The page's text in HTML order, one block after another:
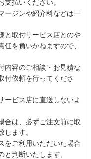
支払いください。
ージンや紹介料などは一
と取付サービス店とのや
任を負いかねますので、
内容のご相談・お見積な
付依頼を行ってくださ
ービス店に直送しないよ
合は、必ずご注文前に取
ます。
をご利用いただいた場合
判断いたします。